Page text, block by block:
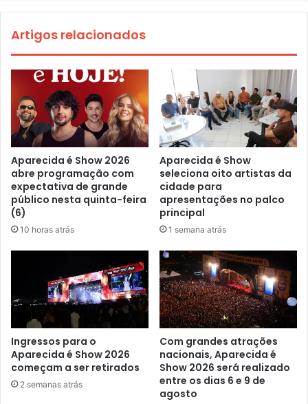
Artigos relacionados
Aparecida é Show 2026
abre programação com
expectativa de grande
público nesta quinta-feira
(6)
10 horas atrás
Aparecida é Show
seleciona oito artistas da
cidade para
apresentações no palco
principal
1 semana atrás
Ingressos para o
Aparecida é Show 2026
começam a ser retirados
2 semanas atrás
Com grandes atrações
nacionais, Aparecida é
Show 2026 será realizado
entre os dias 6 e 9 de
agosto